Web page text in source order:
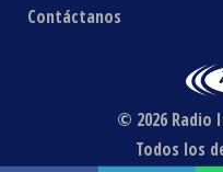
Contáctanos
© 2026 Radio
Todos los